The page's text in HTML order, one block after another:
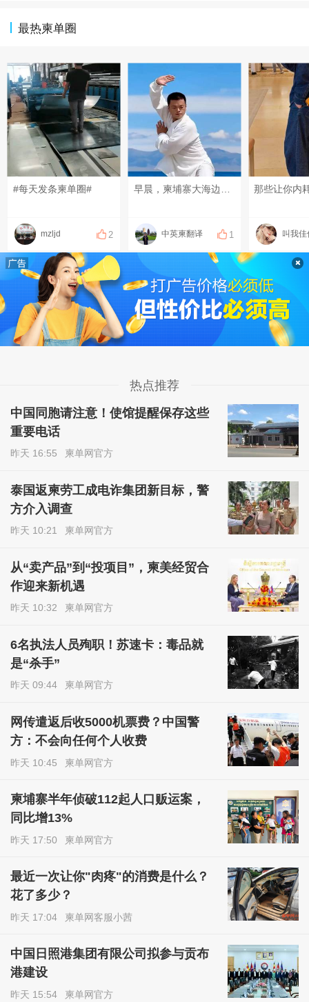
最热柬单圈
#每天发条柬单圈#
mzljd 2 中英柬翻译 1 叫我佳
热点推荐
中国同胞请注意！使馆提醒保存这些
重要电话
昨天 16:55 柬单网官方
泰国返柬劳工成电诈集团新目标，警
方介入调查
昨天 10:21 柬单网官方
从“卖产品”到“投项目”，柬美经贸合
作迎来新机遇
昨天 10:32 柬单网官方
6名执法人员殉职！苏速卡：毒品就
是“杀手”
昨天 09:44 柬单网官方
网传遣返后收5000机票费？中国警
方：不会向任何个人收费
昨天 10:45 柬单网官方
柬埔寨半年侦破112起人口贩运案，
同比增13%
昨天 17:50 柬单网官方
最近一次让你"肉疼"的消费是什么？
花了多少？
昨天 17:04 柬单网客服小茜
中国日照港集团有限公司拟参与贡布
港建设
昨天 15:54 柬单网官方